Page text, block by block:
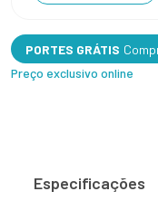
PORTES GRÁTIS
Preço exclusivo online
Especificações